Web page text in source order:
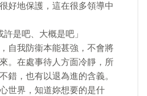
好地保護，這在很多領導中
是吧、大概是吧」
我防衞本能甚強，不會將
。在處事待人方面冷靜，所
錯，也有以退為進的含義。
世界，知道妳想要的是什